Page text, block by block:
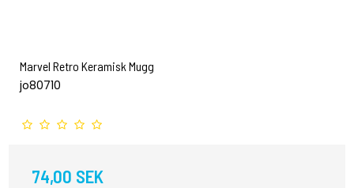
Marvel Retro Keramisk Mugg
jo80710
74,00 SEK